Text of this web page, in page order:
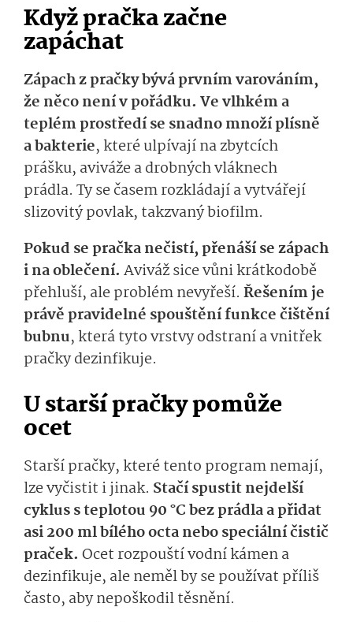
Když pračka začne
zapáchat
Zápach z pračky bývá prvním varováním,
že něco není v pořádku. Ve vlhkém a
teplém prostředí se snadno množí plísně
a bakterie, které ulpívají na zbytcích
prášku, aviváže a drobných vláknech
prádla. Ty se časem rozkládají a vytvářejí
slizovitý povlak, takzvaný biofilm.
Pokud se pračka nečistí, přenáší se zápach
i na oblečení. Aviváž sice vůni krátkodobě
přehluší, ale problém nevyřeší. Řešením je
právě pravidelné spouštění funkce čištění
bubnu, která tyto vrstvy odstraní a vnitřek
pračky dezinfikuje.
U starší pračky pomůže
ocet
Starší pračky, které tento program nemají,
lze vyčistit i jinak. Stačí spustit nejdelší
cyklus s teplotou 90 °C bez prádla a přidat
asi 200 ml bílého octa nebo speciální čistič
praček. Ocet rozpouští vodní kámen a
dezinfikuje, ale neměl by se používat příliš
často, aby nepoškodil těsnění.